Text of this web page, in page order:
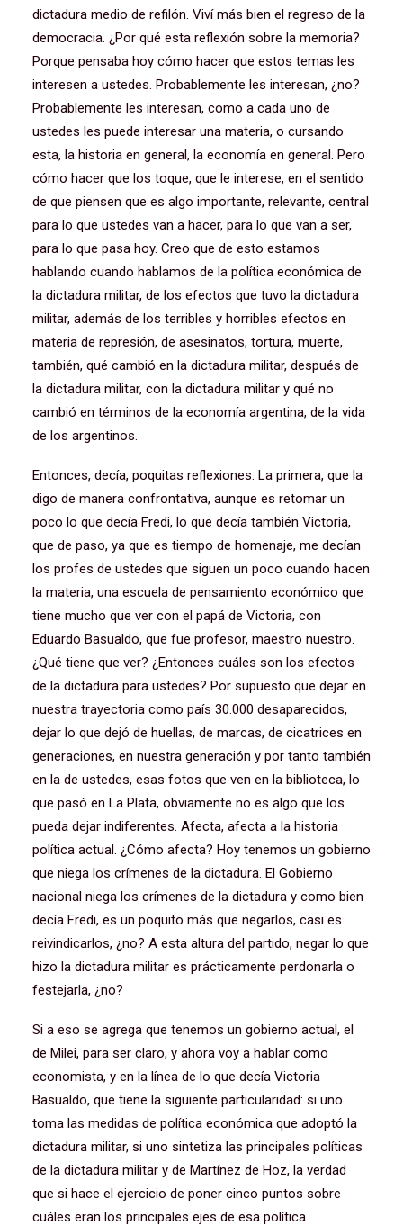
dictadura medio de refilón. Viví más bien el regreso de la
democracia. ¿Por qué esta reflexión sobre la memoria?
Porque pensaba hoy cómo hacer que estos temas les
interesen a ustedes. Probablemente les interesan, ¿no?
Probablemente les interesan, como a cada uno de
ustedes les puede interesar una materia, o cursando
esta, la historia en general, la economía en general. Pero
cómo hacer que los toque, que le interese, en el sentido
de que piensen que es algo importante, relevante, central
para lo que ustedes van a hacer, para lo que van a ser,
para lo que pasa hoy. Creo que de esto estamos
hablando cuando hablamos de la política económica de
la dictadura militar, de los efectos que tuvo la dictadura
militar, además de los terribles y horribles efectos en
materia de represión, de asesinatos, tortura, muerte,
también, qué cambió en la dictadura militar, después de
la dictadura militar, con la dictadura militar y qué no
cambió en términos de la economía argentina, de la vida
de los argentinos.
Entonces, decía, poquitas reflexiones. La primera, que la
digo de manera confrontativa, aunque es retomar un
poco lo que decía Fredi, lo que decía también Victoria,
que de paso, ya que es tiempo de homenaje, me decían
los profes de ustedes que siguen un poco cuando hacen
la materia, una escuela de pensamiento económico que
tiene mucho que ver con el papá de Victoria, con
Eduardo Basualdo, que fue profesor, maestro nuestro.
¿Qué tiene que ver? ¿Entonces cuáles son los efectos
de la dictadura para ustedes? Por supuesto que dejar en
nuestra trayectoria como país 30.000 desaparecidos,
dejar lo que dejó de huellas, de marcas, de cicatrices en
generaciones, en nuestra generación y por tanto también
en la de ustedes, esas fotos que ven en la biblioteca, lo
que pasó en La Plata, obviamente no es algo que los
pueda dejar indiferentes. Afecta, afecta a la historia
política actual. ¿Cómo afecta? Hoy tenemos un gobierno
que niega los crímenes de la dictadura. El Gobierno
nacional niega los crímenes de la dictadura y como bien
decía Fredi, es un poquito más que negarlos, casi es
reivindicarlos, ¿no? A esta altura del partido, negar lo que
hizo la dictadura militar es prácticamente perdonarla o
festejarla, ¿no?
Si a eso se agrega que tenemos un gobierno actual, el
de Milei, para ser claro, y ahora voy a hablar como
economista, y en la línea de lo que decía Victoria
Basualdo, que tiene la siguiente particularidad: si uno
toma las medidas de política económica que adoptó la
dictadura militar, si uno sintetiza las principales políticas
de la dictadura militar y de Martínez de Hoz, la verdad
que si hace el ejercicio de poner cinco puntos sobre
cuáles eran los principales ejes de esa política